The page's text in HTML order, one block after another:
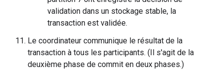
validation dans un stockage stable, la
transaction est validée.
Le coordinateur communique le résultat de la
transaction à tous les participants. (Il s'agit de la
deuxième phase de commit en deux phases.)